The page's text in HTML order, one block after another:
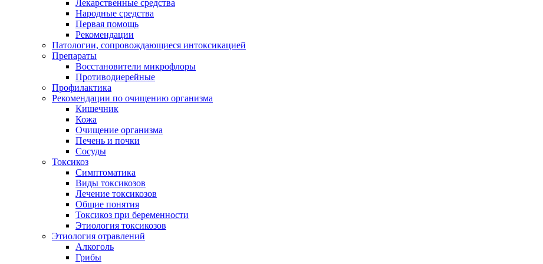
Лекарственные средства
Народные средства
Первая помощь
Рекомендации
Патологии, сопровождающиеся интоксикацией
Препараты
Восстановители микрофлоры
Противодиерейные
Профилактика
Рекомендации по очищению организма
Кишечник
Кожа
Очищение организма
Печень и почки
Сосуды
Токсикоз
Cимптоматика
Виды токсикозов
Лечение токсикозов
Общие понятия
Токсикоз при беременности
Этиология токсикозов
Этиология отравлений
Алкоголь
Грибы